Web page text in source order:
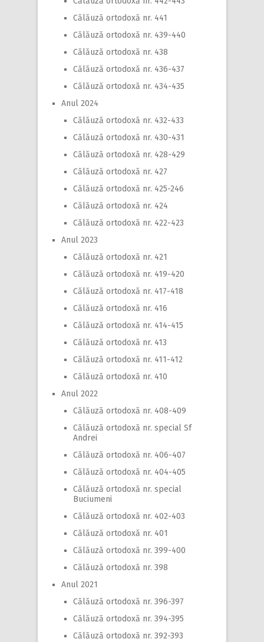
Călăuză ortodoxă nr. 441
Călăuză ortodoxă nr. 439-440
Călăuză ortodoxă nr. 438
Călăuză ortodoxă nr. 436-437
Călăuză ortodoxă nr. 434-435
Anul 2024
Călăuză ortodoxă nr. 432-433
Călăuză ortodoxă nr. 430-431
Călăuză ortodoxă nr. 428-429
Călăuză ortodoxă nr. 427
Călăuză ortodoxă nr. 425-246
Călăuză ortodoxă nr. 424
Călăuză ortodoxă nr. 422-423
Anul 2023
Călăuză ortodoxă nr. 421
Călăuză ortodoxă nr. 419-420
Călăuză ortodoxă nr. 417-418
Călăuză ortodoxă nr. 416
Călăuză ortodoxă nr. 414-415
Călăuză ortodoxă nr. 413
Călăuză ortodoxă nr. 411-412
Călăuză ortodoxă nr. 410
Anul 2022
Călăuză ortodoxă nr. 408-409
Călăuză ortodoxă nr. special Sf
Andrei
Călăuză ortodoxă nr. 406-407
Călăuză ortodoxă nr. 404-405
Călăuză ortodoxă nr. special
Buciumeni
Călăuză ortodoxă nr. 402-403
Călăuză ortodoxă nr. 401
Călăuză ortodoxă nr. 399-400
Călăuză ortodoxă nr. 398
Anul 2021
Călăuză ortodoxă nr. 396-397
Călăuză ortodoxă nr. 394-395
Călăuză ortodoxă nr. 392-393